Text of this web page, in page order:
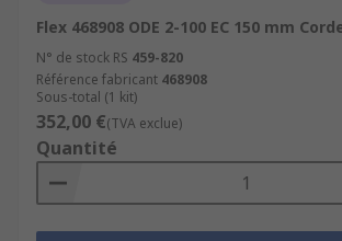
Flex 468908 ODE 2-100 EC 150 mm
N° de stock RS 459-820
Référence fabricant 468908
Sous-total (1 kit)
352,00 €(TVA exclue)
Quantité